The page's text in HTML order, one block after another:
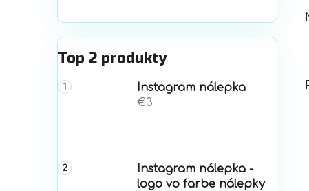
Top 2 produkty
Instagram nálepka
€3
Instagram nálepka -
logo vo farbe nálepky